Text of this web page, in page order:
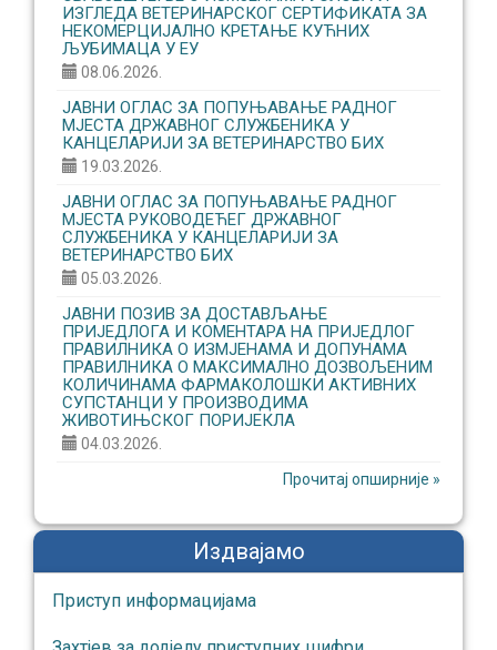
ИЗГЛЕДА ВЕТЕРИНАРСКОГ СЕРТИФИКАТА ЗА
НЕКОМЕРЦИЈАЛНО КРЕТАЊЕ КУЋНИХ
ЉУБИМАЦА У ЕУ
08.06.2026.
ЈАВНИ ОГЛАС ЗА ПОПУЊАВАЊЕ РАДНОГ
МЈЕСТА ДРЖАВНОГ СЛУЖБЕНИКА У
КАНЦЕЛАРИЈИ ЗА ВЕТЕРИНАРСТВО БИХ
19.03.2026.
ЈАВНИ ОГЛАС ЗА ПОПУЊАВАЊЕ РАДНОГ
МЈЕСТА РУКОВОДЕЋЕГ ДРЖАВНОГ
СЛУЖБЕНИКА У КАНЦЕЛАРИЈИ ЗА
ВЕТЕРИНАРСТВО БИХ
05.03.2026.
ЈАВНИ ПОЗИВ ЗА ДОСТАВЉАЊЕ
ПРИЈЕДЛОГА И КОМЕНТАРА НА ПРИЈЕДЛОГ
ПРАВИЛНИКА О ИЗМЈЕНАМА И ДОПУНАМА
ПРАВИЛНИКА О МАКСИМАЛНО ДОЗВОЉЕНИМ
КОЛИЧИНАМА ФАРМАКОЛОШКИ АКТИВНИХ
СУПСТАНЦИ У ПРОИЗВОДИМА
ЖИВОТИЊСКОГ ПОРИЈЕКЛА
04.03.2026.
Прочитај опширније »
Издвајамо
Приступ информaцијaмa